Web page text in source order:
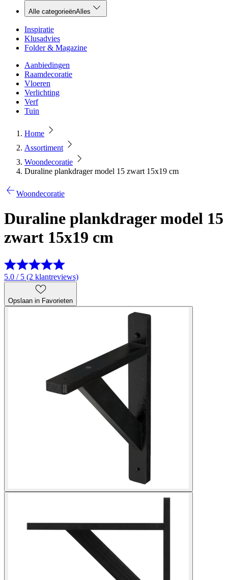
Alle categorieënAlles
Inspiratie
Klusadvies
Folder & Magazine
Aanbiedingen
Raamdecoratie
Vloeren
Verlichting
Verf
Tuin
Home
Assortiment
Woondecoratie
Duraline plankdrager model 15 zwart 15x19 cm
Woondecoratie
Duraline plankdrager model 15
zwart 15x19 cm
5.0 / 5 (2 klantreviews)
Opslaan in Favorieten